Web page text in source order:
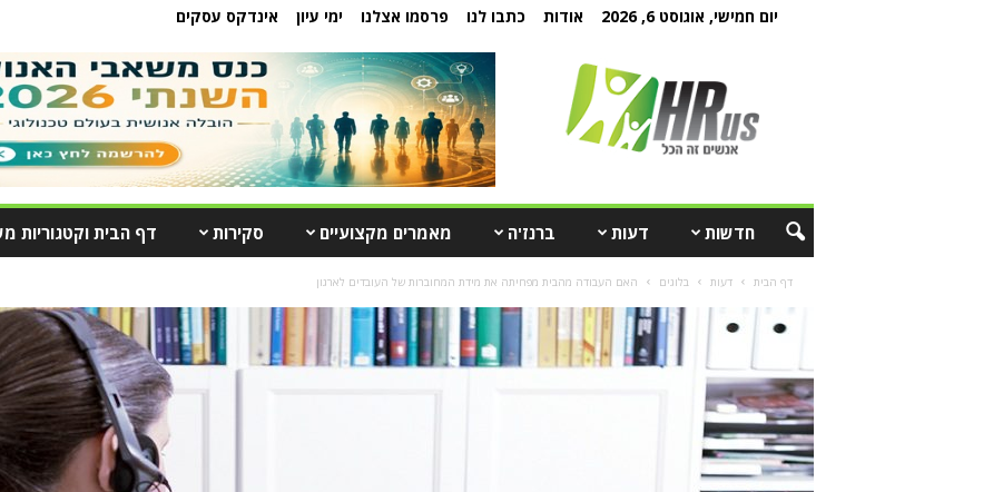
יום חמישי, אוגוסט 6, 2026 אודות כתבו לנו פרסמו אצלנו ימי עיון אינדקס עסקים
חדשות דעות ברנז'ה מאמרים מקצועיים סקירות דף הבית וקטגוריות
דף הבית דעות בלוגים האם העבודה מהבית מפחיתה את מידת המחוברות של העובדים לארגון